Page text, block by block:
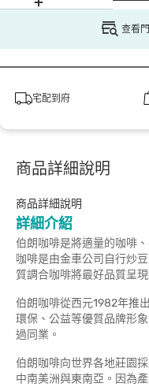
查看
宅配到府
商品詳細說明
商品詳細說明
詳細介紹
伯朗咖啡是將適量的咖啡
咖啡是由金車公司自行炒
質調合咖啡將最好品質呈
伯朗咖啡從西元1982年推
環保、公益等優質品牌形
過同業。
伯朗咖啡向世界各地莊園
中南美洲與東南亞。因為